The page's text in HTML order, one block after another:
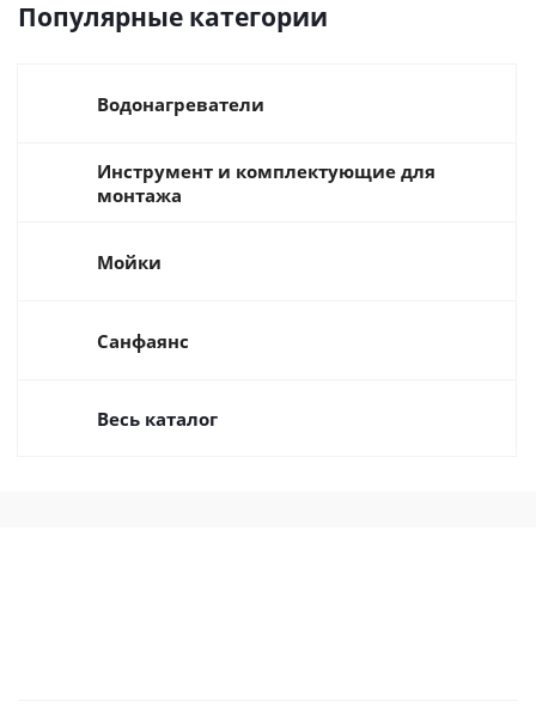
Популярные категории
Водонагреватели
Инструмент и комплектующие для
монтажа
Мойки
Санфаянс
Весь каталог